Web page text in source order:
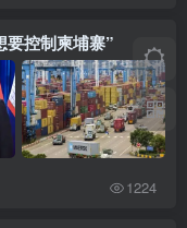
要控制柬埔寨”
1224